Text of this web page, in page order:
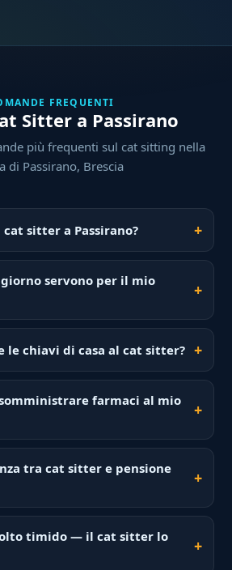
FREQUENTI
Sitter a Passirano
più frequenti sul cat sitting nella
di Passirano, Brescia
sitter a Passirano?
servono per il mio
le chiavi di casa al cat sitter?
farmaci al mio
tra cat sitter e pensione
timido — il cat sitter lo